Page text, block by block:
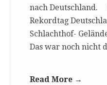
nach Deutschland.
Rekordtag
Schlachthof-
Das war noch nicht
Read More →